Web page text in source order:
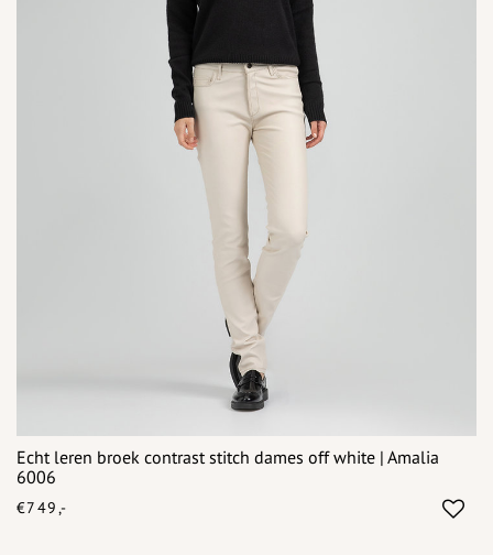
Echt leren broek contrast stitch dames off white | Amalia
6006
€749,-